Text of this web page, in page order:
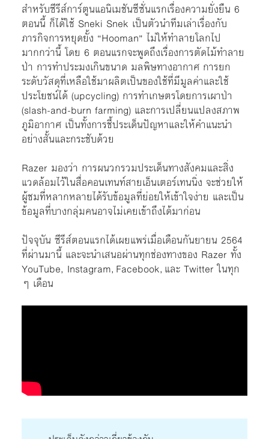
สำหรับซีรีส์การ์ตูนแอนิเมชันซีซั่นแรกเรื่องความยั่งยืน 6
ตอนนี้ ก็ได้ใช้ Sneki Snek เป็นตัวนำทีมเล่าเรื่องกับ
ภารกิจการหยุดยั้ง “Hooman” ไม่ให้ทำลายโลกไป
มากกว่านี้ โดย 6 ตอนแรกจะพูดถึงเรื่องการตัดไม้ทำลาย
ป่า การทำประมงเกินขนาด มลพิษทางอากาศ การยก
ระดับวัสดุที่เหลือใช้มาผลิตเป็นของใช้ที่มีมูลค่าและใช้
ประโยชน์ได้ (upcycling) การทำเกษตรโดยการเผาป่า
(slash-and-burn farming) และการเปลี่ยนแปลงสภาพ
ภูมิอากาศ เป็นทั้งการชี้ประเด็นปัญหาและให้คำแนะนำ
อย่างสั้นและกระชับด้วย
Razer มองว่า การผนวกรวมประเด็นทางสังคมและสิ่ง
แวดล้อมไว้ในสื่อคอนเทนท์สายเอ็นเตอร์เทนนิ่ง จะช่วยให้
ผู้ชมที่หลากหลายได้รับข้อมูลที่ย่อยให้เข้าใจง่าย และเป็น
ข้อมูลที่บางกลุ่มคนอาจไม่เคยเข้าถึงได้มาก่อน
ปัจจุบัน ซีรีส์ตอนแรกได้เผยแพร่เมื่อเดือนกันยายน 2564
ที่ผ่านมานี้ และจะนำเสนอผ่านทุกช่องทางของ Razer ทั้ง
YouTube, Instagram, Facebook, และ Twitter ในทุก
ๆ เดือน